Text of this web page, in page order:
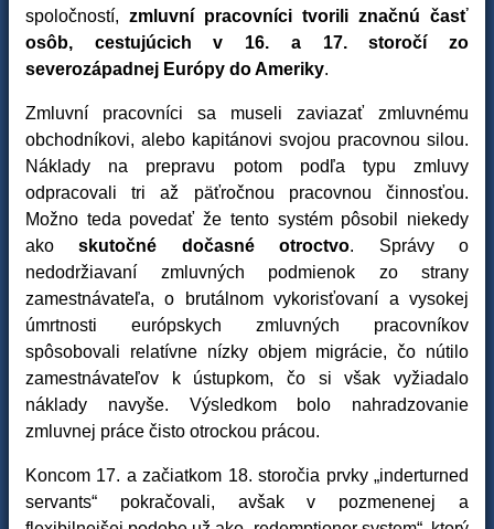
spoločností, zmluvní pracovníci tvorili značnú časť
osôb, cestujúcich v 16. a 17. storočí zo
severozápadnej Európy do Ameriky.
Zmluvní pracovníci sa museli zaviazať zmluvnému
obchodníkovi, alebo kapitánovi svojou pracovnou silou.
Náklady na prepravu potom podľa typu zmluvy
odpracovali tri až päťročnou pracovnou činnosťou.
Možno teda povedať že tento systém pôsobil niekedy
akoskutočné dočasné otroctvo. Správy o
nedodržiavaní zmluvných podmienok zo strany
zamestnávateľa, o brutálnom vykorisťovaní a vysokej
úmrtnosti európskych zmluvných pracovníkov
spôsobovali relatívne nízky objem migrácie, čo nútilo
zamestnávateľov k ústupkom, čo si však vyžiadalo
náklady navyše. Výsledkom bolo nahradzovanie
zmluvnej práce čisto otrockou prácou.
Koncom 17. a začiatkom 18. storočia prvky „inderturned
servants“ pokračovali, avšak v pozmenenej a